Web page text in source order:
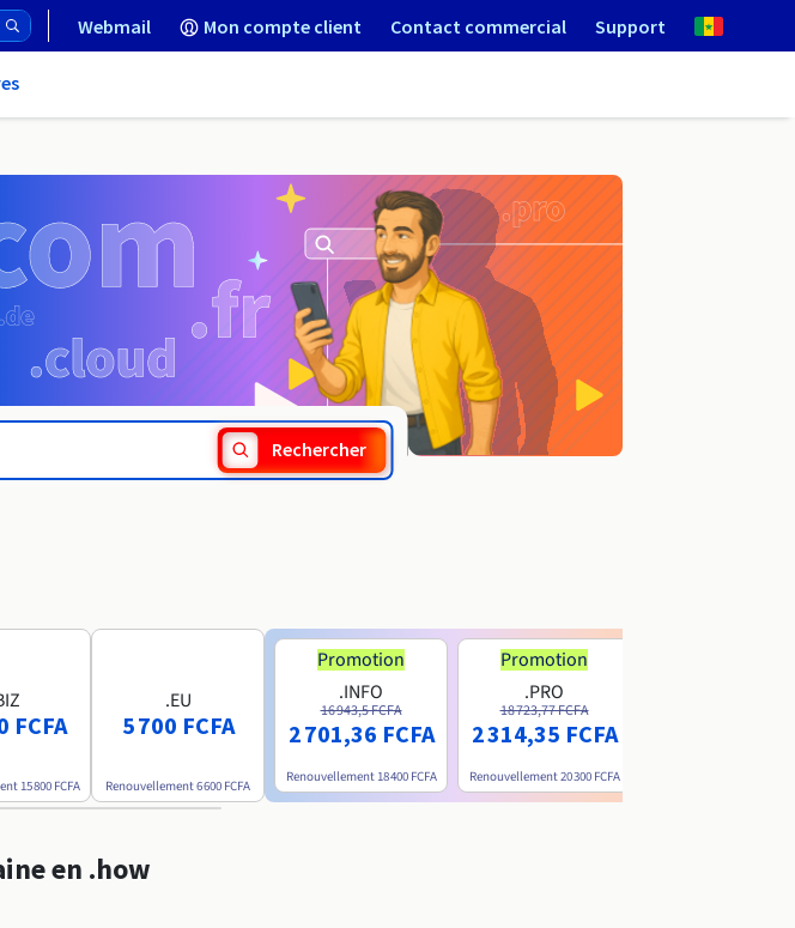
Webmail Mon compte client Contact commercial Support
Rechercher
FCFA
15 800 FCFA
.EU
5 700 FCFA
Renouvellement6 600 FCFA
Promotion
.INFO
16 943,5 FCFA
2 701,36 FCFA
Renouvellement 18 400 FCFA
Promotion
.PRO
18 723,77 FCFA
2 314,35 FCFA
Renouvellement20 300 FCFA
en .how